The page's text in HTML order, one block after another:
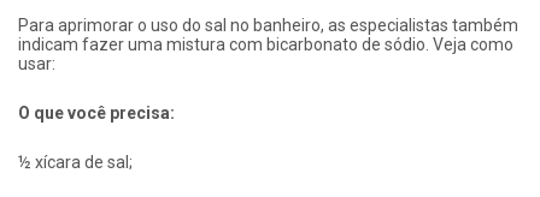
Para aprimorar o uso do sal no banheiro, as especialistas também
indicam fazer uma mistura com bicarbonato de sódio. Veja como
usar:
O que você precisa:
½ xícara de sal;